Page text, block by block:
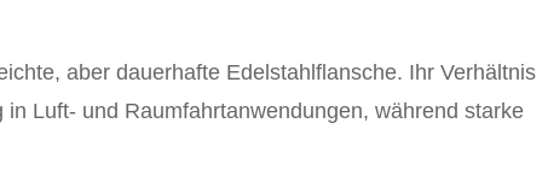
aber dauerhafte Edelstahlflansche. Ihr Verhältnis
Luft- und Raumfahrtanwendungen, während starke